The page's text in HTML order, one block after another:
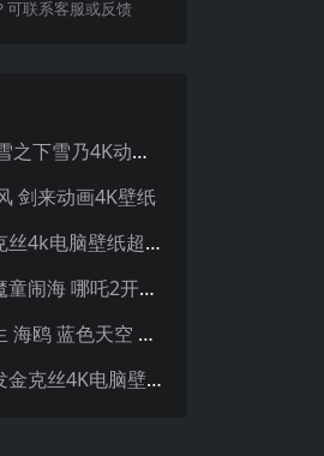
可联系客服或反馈
报纸墙 雪之下雪乃4K动漫壁纸
剑来动画4K壁纸
帅气金克丝4k电脑壁纸超清
哪吒之魔童闹海 哪吒2开场4K壁纸
海边女生 海鸥 蓝色天空 4K壁纸
蓝色长发金克丝4K电脑壁纸